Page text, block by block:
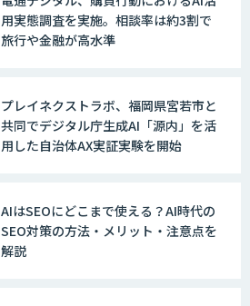
用実態調査を実施。相談率は約3割で
旅行や金融が高水準
プレイネクストラボ、福岡県宮若市と
共同でデジタル庁生成AI「源内」を活
用した自治体AX実証実験を開始
AIはSEOにどこまで使える？AI時代の
SEO対策の方法・メリット・注意点を
解説